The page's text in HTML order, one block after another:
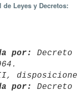
de Leyes y Decretos:
por: Decreto
por:
Decreto